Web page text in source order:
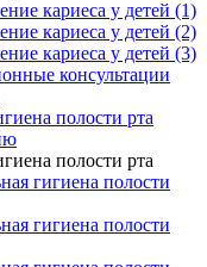
кариеса у детей (1)
кариеса у детей (2)
кариеса у детей (3)
консультации
полости рта
полости рта
гигиена полости
гигиена полости